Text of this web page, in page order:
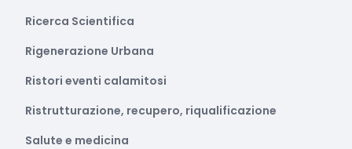
Ricerca Scientifica
Rigenerazione Urbana
Ristori eventi calamitosi
Ristrutturazione, recupero, riqualificazione
Salute e medicina